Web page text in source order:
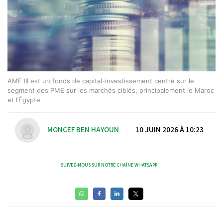
AMF III est un fonds de capital-investissement centré sur le
segment des PME sur les marchés ciblés, principalement le Maroc
et l’Égypte.
MONCEF BEN HAYOUN 10 JUIN 2026 À 10:23
SUIVEZ-NOUS SUR NOTRE CHAÎNE WHATSAPP